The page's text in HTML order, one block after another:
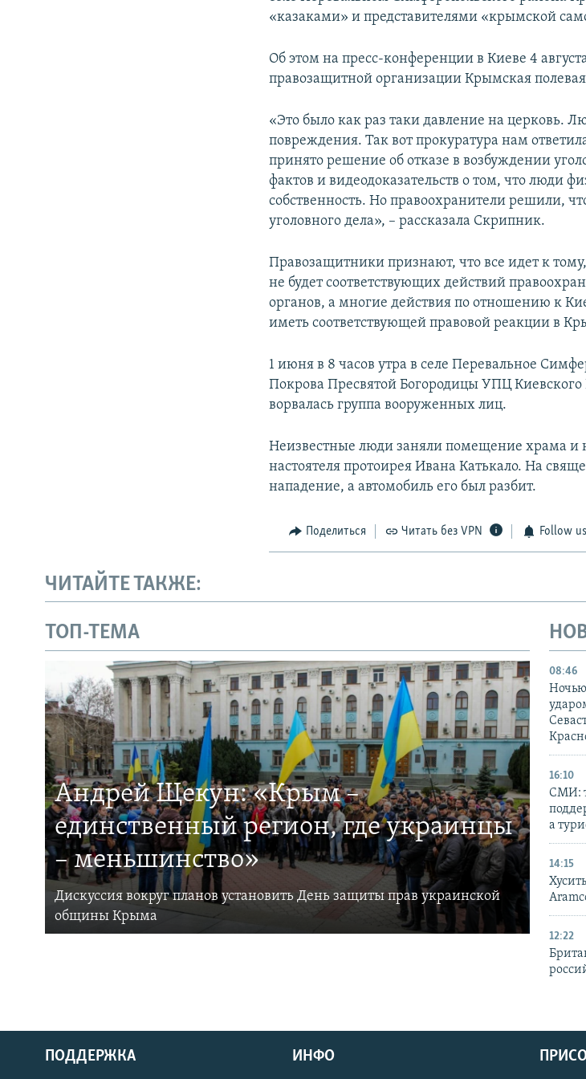
«казаками» и представителями «крымской
Об этом на пресс-конференции в Киеве 4
правозащитной организации Крымская
«Это было как раз таки давление на церковь.
повреждения. Так вот прокуратура нам
принято решение об отказе в возбуждении
фактов и видеодоказательств о том, что люди
собственность. Но правоохранители решили,
уголовного дела», – рассказала Скрипник.
Правозащитники признают, что все идет к
не будет соответствующих действий
органов, а многие действия по отношению к
иметь соответствующей правовой реакции в
1 июня в 8 часов утра в селе Перевальное
Покрова Пресвятой Богородицы УПЦ
ворвалась группа вооруженных лиц.
Неизвестные люди заняли помещение храма и
настоятеля протоирея Ивана Катькало. На
нападение, а автомобиль его был разбит.
Поделиться Читать без VPN Follow us
ЧИТАЙТЕ ТАКЖЕ:
ТОП-ТЕМА
Андрей Щекун: «Крым –
единственный регион, где украинцы
– меньшинство»
Дискуссия вокруг планов установить День защиты прав украинской
общины Крыма
08:46
16:10
СМИ:
а
14:15
12:22
ПОДДЕРЖКА ИНФО